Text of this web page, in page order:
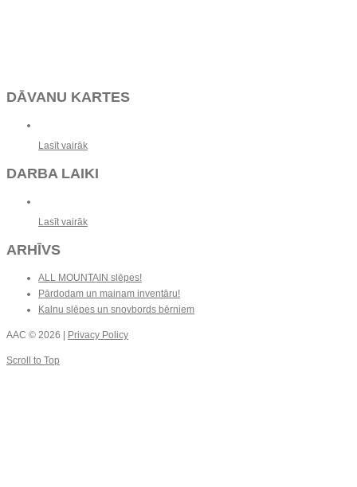
DĀVANU KARTES
Lasīt vairāk
DARBA LAIKI
Lasīt vairāk
ARHĪVS
ALL MOUNTAIN slēpes!
Pārdodam un mainam inventāru!
Kalnu slēpes un snovbords bērniem
AAC © 2026 | Privacy Policy
Scroll to Top